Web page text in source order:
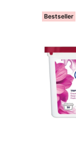
Bestseller